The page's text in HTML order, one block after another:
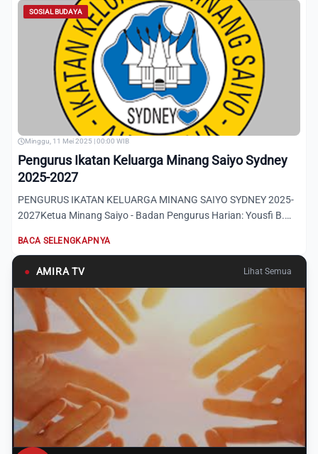
SOSIAL BUDAYA
Minggu, 11 Mei 2025 | 00:00 WIB
Pengurus Ikatan Keluarga Minang Saiyo Sydney
2025-2027
PENGURUS IKATAN KELUARGA MINANG SAIYO SYDNEY 2025-
2027Ketua Minang Saiyo - Badan Pengurus Harian: Yousfi B.
BACA SELENGKAPNYA
● AMIRA TV Lihat Semua